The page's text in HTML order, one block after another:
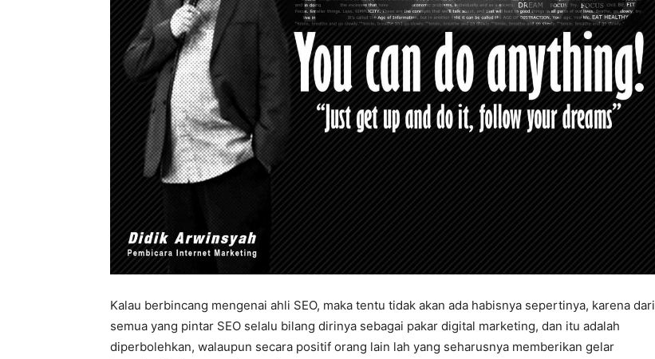
Kalau berbincang mengenai ahli SEO, maka tentu tidak akan ada habisnya sepertinya, karena dari
semua yang pintar SEO selalu bilang dirinya sebagai pakar digital marketing, dan itu adalah
diperbolehkan, walaupun secara positif orang lain lah yang seharusnya memberikan gelar